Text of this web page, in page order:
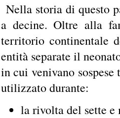
Nella storia di questo
a decine. Oltre alla
territorio continentale
entità separate il
in cui venivano
utilizzato durante:
la rivolta del sette